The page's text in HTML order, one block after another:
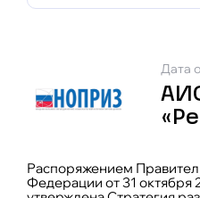
Дата
Распоряжением
Федерации от 31